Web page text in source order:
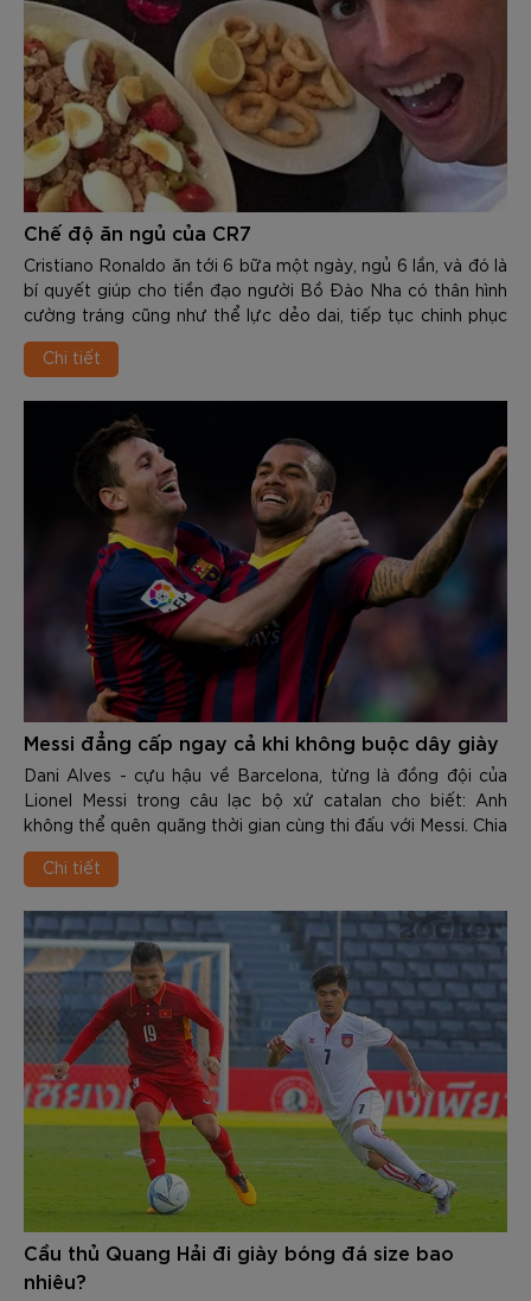
Chế độ ăn ngủ của CR7
Cristiano Ronaldo ăn tới 6 bữa một ngày, ngủ 6 lần, và đó là
bí quyết giúp cho tiền đạo người Bồ Đào Nha có thân hình
cường tráng cũng như thể lực dẻo dai, tiếp tục chinh phục
những đỉnh cao mới trong...
Chi tiết
Messi đẳng cấp ngay cả khi không buộc dây giày
Dani Alves - cựu hậu về Barcelona, từng là đồng đội của
Lionel Messi trong câu lạc bộ xứ catalan cho biết: Anh
không thể quên quãng thời gian cùng thi đấu với Messi. Chia
sẻ trên Tạp chí The Player Tr...
Chi tiết
Cầu thủ Quang Hải đi giày bóng đá size bao
nhiêu?